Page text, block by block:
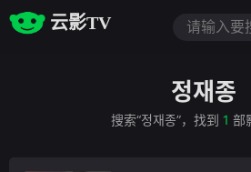
云影TV
정재종
搜索“정재종”，找到 1 部